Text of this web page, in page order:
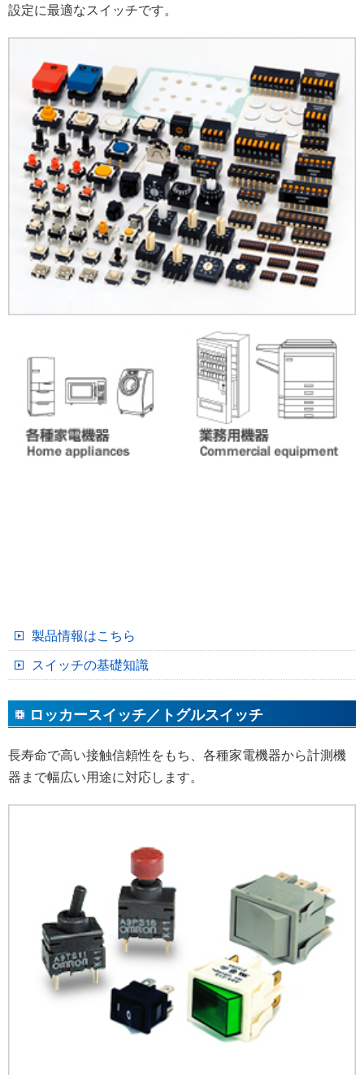
設定に最適なスイッチです。
製品情報はこちら
スイッチの基礎知識
ロッカースイッチ／トグルスイッチ
長寿命で高い接触信頼性をもち、各種家電機器から計測機
器まで幅広い用途に対応します。